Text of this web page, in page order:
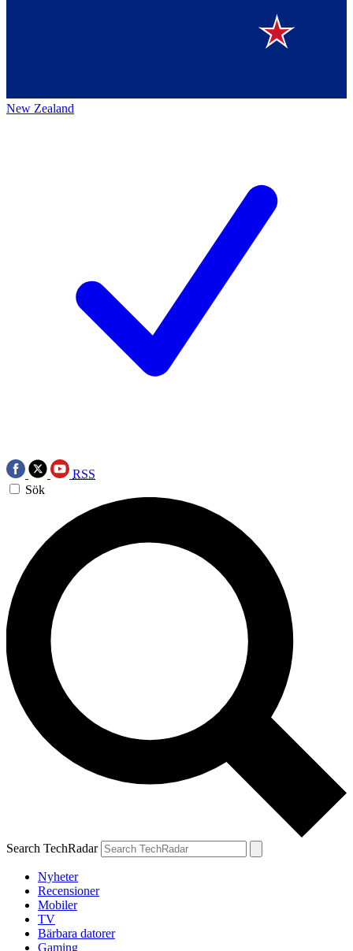
New Zealand
RSS
Sök
Search TechRadar
Nyheter
Recensioner
Mobiler
TV
Bärbara datorer
Gaming